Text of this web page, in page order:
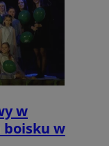
w
boisku w